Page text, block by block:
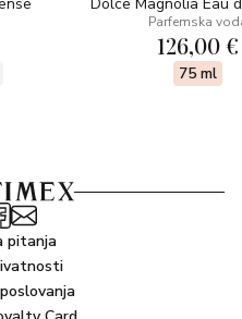
Parfemska
126,00 €
75 ml
pitanja